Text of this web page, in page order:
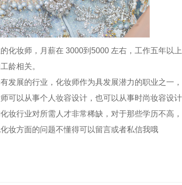
化妆师，月薪在 3000到5000 左右，工作五年以
龄相关。
发展的行业，化妆师作为具发展潜力的职业之一
可以从事个人妆容设计，也可以从事时尚妆容设
妆行业对所需人才非常稀缺，对于那些学历不高
妆方面的问题不懂得可以留言或者私信我哦